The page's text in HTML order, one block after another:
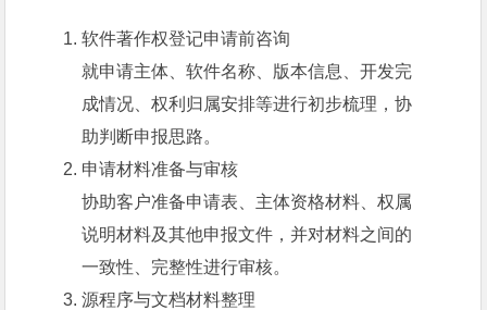
软件著作权登记申请前咨询
就申请主体、软件名称、版本信息、开发完
成情况、权利归属安排等进行初步梳理，协
助判断申报思路。
申请材料准备与审核
协助客户准备申请表、主体资格材料、权属
说明材料及其他申报文件，并对材料之间的
一致性、完整性进行审核。
源程序与文档材料整理